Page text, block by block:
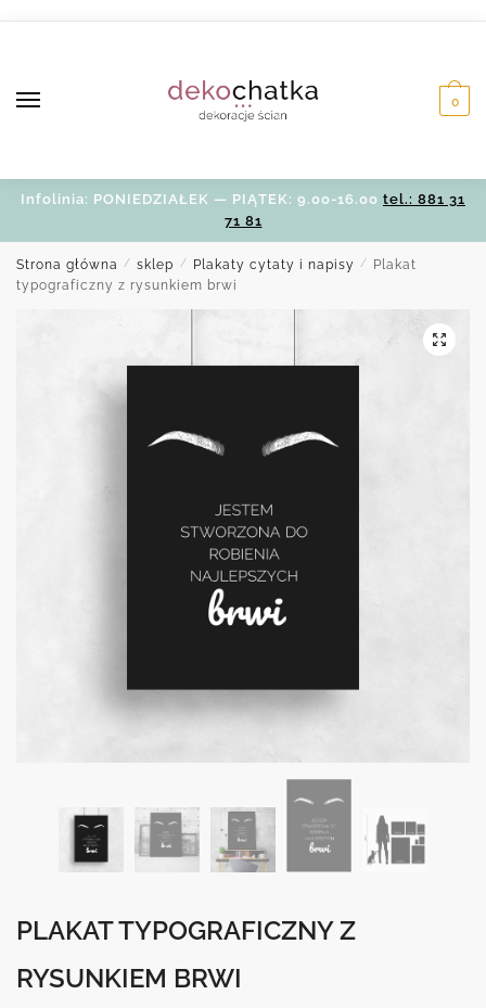
0
Infolinia: PONIEDZIAŁEK — PIĄTEK: 9.00-16.00 tel.: 881 31
71 81
Strona główna / sklep / Plakaty cytaty i napisy /
Plakat
typograficzny z rysunkiem brwi
PLAKAT TYPOGRAFICZNY Z
RYSUNKIEM BRWI